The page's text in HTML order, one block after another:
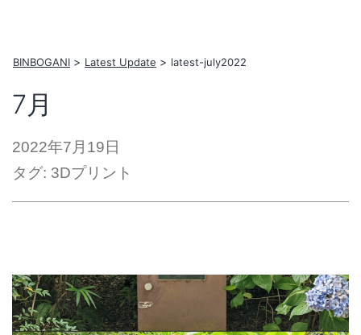
テ
へ
BINBOGANI Latest Update latest-july2022
7月
2022年7月19日
タグ: 3Dプリント